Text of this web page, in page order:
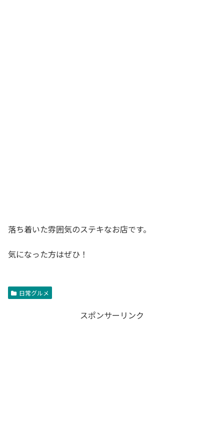
落ち着いた雰囲気のステキなお店です。
気になった方はぜひ！
日常グルメ
スポンサーリンク